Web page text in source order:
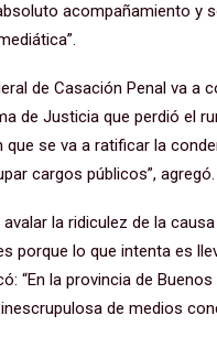
acompañamiento y
de Casación Penal va
de Justicia que perdió el
se va a ratificar la
cargos públicos”, agregó.
la ridiculez de la
porque lo que intenta es
“En la provincia de
de medios